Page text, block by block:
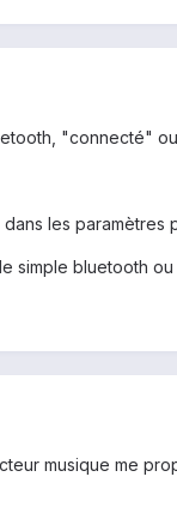
"connecté"
les paramètres
simple bluetooth
musique me